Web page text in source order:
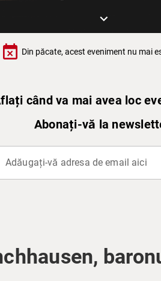
keyboard_arrow_down
event_busy Din păcate, acest eveniment nu mai
când va mai avea loc
Abonați-vă la
Adăugați-vă adresa de email aici